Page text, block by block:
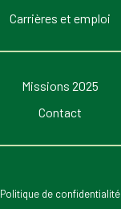
Carrières et emploi
Missions 2025
Contact
Politique de confidentialité